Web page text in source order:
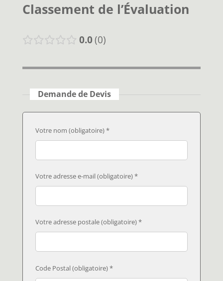
Classement de l’Évaluation
0.0 0
Demande de Devis
Votre nom (obligatoire) *
Votre adresse e-mail (obligatoire) *
Votre adresse postale (obligatoire) *
Code Postal (obligatoire) *